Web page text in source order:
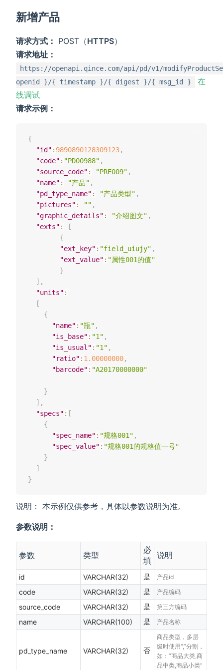
新增产品
请求方式： POST（HTTPS）
请求地址：
https://openapi.qince.com/api/pd/v1/
openid }/{ timestamp }/{ digest }/{ msg_id }
在
线调试
请求示例：
{
"id" : 9890890128309123,
"code" : "PD00988" ,
"source_code" : "PRE009" ,
"name" : "产品" ,
"pd_type_name" : "产品类型" ,
"pictures" : "" ,
"graphic_details" : "介绍图文" ,
"exts" :
[
{
"ext_key" : "field_uiujy" ,
"ext_value" : "属性001的值"
}
] ,
"units" :
[
{
"name" : "瓶" ,
"is_base" : "1" ,
"is_usual" : "1" ,
"ratio" : 1.00000000,
"barcode" : "A20170000000"
}
] ,
"specs" : [
{
"spec_name" : "规格001" ,
"spec_value" : "规格001的规格值一号"
}
]
}
说明： 本示例仅供参考，具体以参数说明为准。
参数说明：
参数 类型
必
填
说明
id VARCHAR(32) 是 产品id
code VARCHAR(32) 是 产品编码
source_code VARCHAR(32) 是 第三方编码
name VARCHAR(100) 是 产品名称
pd_type_name VARCHAR(32) 否
商品类型，多层
级时使用“,”分割，
如：”商品大类,商
品中类,商品小类”